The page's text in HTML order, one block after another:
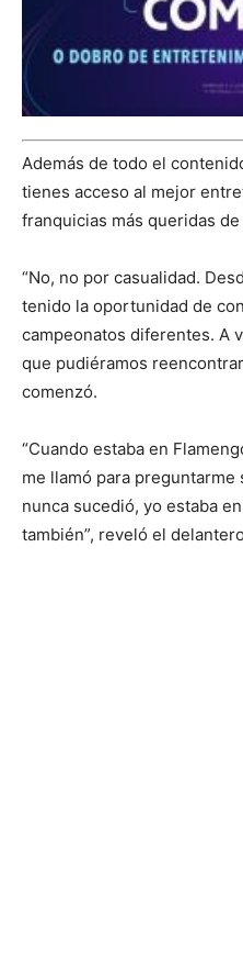
Además de todo el
tienes acceso al mejor
franquicias más queridas
“No, no por casualidad.
tenido la oportunidad de
campeonatos diferentes. A
que pudiéramos
comenzó.
“Cuando estaba en
me llamó para
nunca sucedió, yo estaba
también”, reveló el